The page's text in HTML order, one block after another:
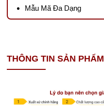
Mẫu Mã Đa Dạng
THÔNG TIN SẢN PHẨM